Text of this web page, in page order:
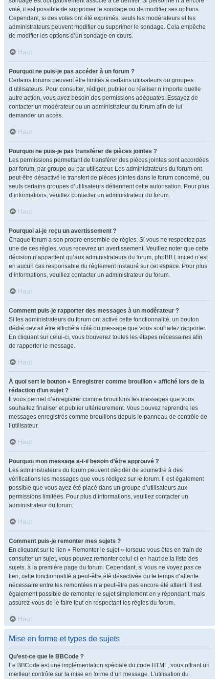
voté, il est possible de supprimer le sondage ou de modifier ses options.
Cependant, si des votes ont été exprimés, seuls les modérateurs et les
administrateurs peuvent modifier ou supprimer le sondage. Cela empêche
de modifier les options d’un sondage en cours.
Haut
Pourquoi ne puis-je pas accéder à un forum ?
Certains forums peuvent être limités à certains utilisateurs ou groupes
d’utilisateurs. Pour consulter, rédiger, publier ou réaliser n’importe quelle
autre action, vous avez besoin des permissions adéquates. Essayez de
contacter un modérateur ou un administrateur du forum afin de lui
demander un accès.
Haut
Pourquoi ne puis-je pas transférer de pièces jointes ?
Les permissions permettant de transférer des pièces jointes sont accordées
par forum, par groupe ou par utilisateur. Les administrateurs du forum ont
peut-être désactivé le transfert de pièces jointes dans le forum concerné, ou
seuls certains groupes d’utilisateurs détiennent cette autorisation. Pour plus
d’informations, veuillez contacter un administrateur du forum.
Haut
Pourquoi ai-je reçu un avertissement ?
Chaque forum a son propre ensemble de règles. Si vous ne respectez pas
une de ces règles, vous recevrez un avertissement. Veuillez noter que cette
décision n’appartient qu’aux administrateurs du forum, phpBB Limited n’est
en aucun cas responsable du règlement instauré sur cet espace. Pour plus
d’informations, veuillez contacter un administrateur du forum.
Haut
Comment puis-je rapporter des messages à un modérateur ?
Si les administrateurs du forum ont activé cette fonctionnalité, un bouton
dédié devrait être affiché à côté du message que vous souhaitez rapporter.
En cliquant sur celui-ci, vous trouverez toutes les étapes nécessaires afin
de rapporter le message.
Haut
À quoi sert le bouton « Enregistrer comme brouillon » affiché lors de la
rédaction d’un sujet ?
Il vous permet d’enregistrer comme brouillons les messages que vous
souhaitez finaliser et publier ultérieurement. Vous pouvez reprendre les
messages enregistrés comme brouillons depuis le panneau de contrôle de
l’utilisateur.
Haut
Pourquoi mon message a-t-il besoin d’être approuvé ?
Les administrateurs du forum peuvent décider de soumettre à des
vérifications les messages que vous rédigez sur le forum. Il est également
possible que vous ayez été placé dans un groupe d’utilisateurs aux
permissions limitées. Pour plus d’informations, veuillez contacter un
administrateur du forum.
Haut
Comment puis-je remonter mes sujets ?
En cliquant sur le lien « Remonter le sujet » lorsque vous êtes en train de
consulter un sujet, vous pouvez remonter celui-ci en haut de la liste des
sujets, à la première page du forum. Cependant, si vous ne voyez pas ce
lien, cette fonctionnalité a peut-être été désactivée ou le temps d’attente
nécessaire entre les remontées n’a peut-être pas encore été atteint. Il est
également possible de remonter le sujet simplement en y répondant, mais
assurez-vous de le faire tout en respectant les règles du forum.
Haut
Mise en forme et types de sujets
Qu’est-ce que le BBCode ?
Le BBCode est une implémentation spéciale du code HTML, vous offrant un
meilleur contrôle sur la mise en forme d’un message. L’utilisation du